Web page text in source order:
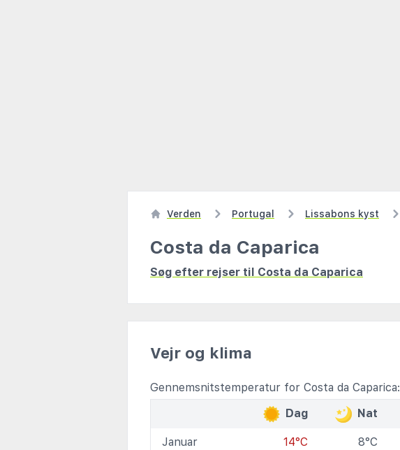
Verden Portugal Lissabons kyst
Costa da Caparica
Søg efter rejser til Costa da Caparica
Vejr og klima
Gennemsnitstemperatur for Costa da Caparica:
Dag
Nat
Januar 14°C 8°C